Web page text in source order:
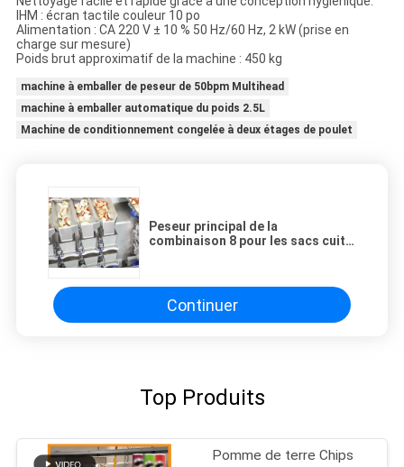
IHM : écran tactile couleur 10 po
Alimentation : CA 220 V ± 10 % 50 Hz/60 Hz, 2 kW (prise en
charge sur mesure)
Poids brut approximatif de la machine : 450 kg
machine à emballer de peseur de 50bpm Multihead
machine à emballer automatique du poids 2.5L
Machine de conditionnement congelée à deux étages de poulet
Peseur principal de la
combinaison 8 pour les sacs cuits
Continuer
Top Produits
Pomme de terre Chips